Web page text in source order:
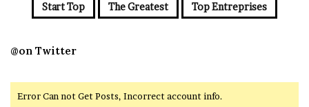
Start Top The Greatest Top Entreprises
@on Twitter
Error Can not Get Posts, Incorrect account info.